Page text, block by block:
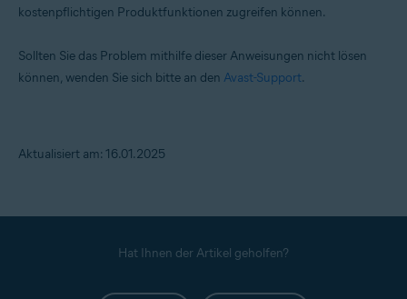
kostenpflichtigen Produktfunktionen zugreifen können.
Sollten Sie das Problem mithilfe dieser Anweisungen nicht lösen
können, wenden Sie sich bitte an den Avast-Support.
Aktualisiert am: 16.01.2025
Hat Ihnen der Artikel geholfen?